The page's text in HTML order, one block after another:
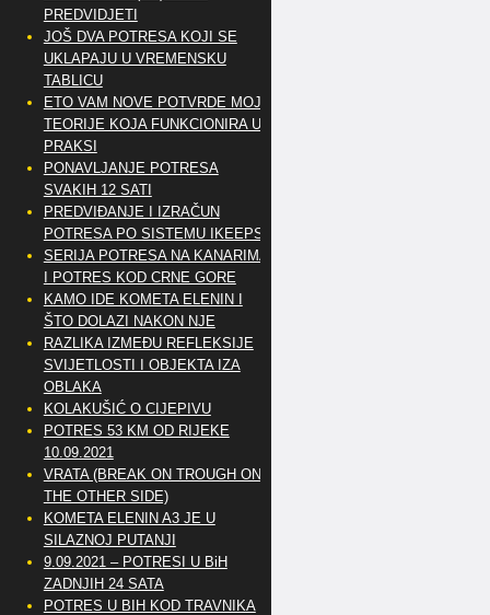
PREDVIDJETI
JOŠ DVA POTRESA KOJI SE
UKLAPAJU U VREMENSKU
TABLICU
ETO VAM NOVE POTVRDE MOJE
TEORIJE KOJA FUNKCIONIRA U
PRAKSI
PONAVLJANJE POTRESA
SVAKIH 12 SATI
PREDVIĐANJE I IZRAČUN
POTRESA PO SISTEMU IKEEPS
SERIJA POTRESA NA KANARIMA
I POTRES KOD CRNE GORE
KAMO IDE KOMETA ELENIN I
ŠTO DOLAZI NAKON NJE
RAZLIKA IZMEĐU REFLEKSIJE
SVIJETLOSTI I OBJEKTA IZA
OBLAKA
KOLAKUŠIĆ O CIJEPIVU
POTRES 53 KM OD RIJEKE
10.09.2021
VRATA (BREAK ON TROUGH ON
THE OTHER SIDE)
KOMETA ELENIN A3 JE U
SILAZNOJ PUTANJI
9.09.2021 – POTRESI U BiH
ZADNJIH 24 SATA
POTRES U BIH KOD TRAVNIKA